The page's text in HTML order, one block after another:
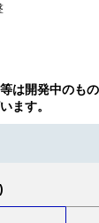
は開発中のも
ます。